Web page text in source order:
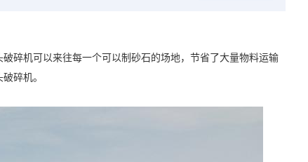
碎机可以来往每一个可以制砂石的场地，节省了大量物料运输
碎机。